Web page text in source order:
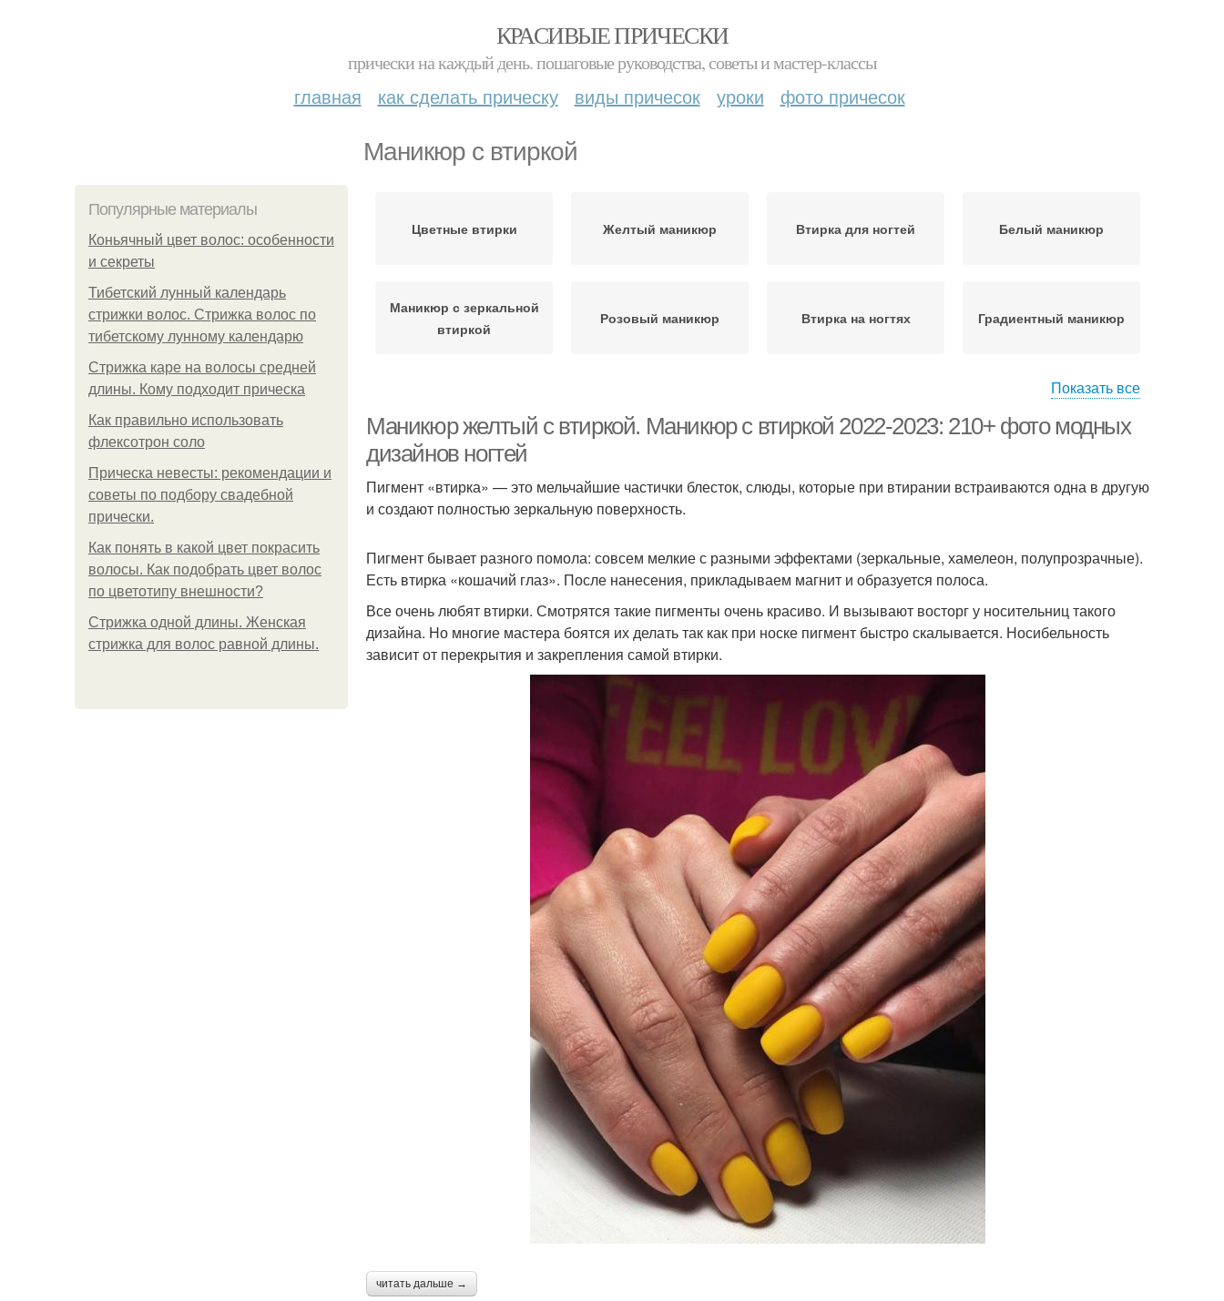
КРАСИВЫЕ ПРИЧЕСКИ
прически на каждый день. пошаговые руководства, советы и мастер-классы
главная как сделать прическу виды причесок уроки фото причесок
Маникюр с втиркой
Популярные материалы
Коньячный цвет волос: особенности
и секреты
Тибетский лунный календарь
стрижки волос. Стрижка волос по
тибетскому лунному календарю
Стрижка каре на волосы средней
длины. Кому подходит прическа
Как правильно использовать
флексотрон соло
Прическа невесты: рекомендации и
советы по подбору свадебной
прически.
Как понять в какой цвет покрасить
волосы. Как подобрать цвет волос
по цветотипу внешности?
Стрижка одной длины. Женская
стрижка для волос равной длины.
Цветные втирки Желтый маникюр Втирка для ногтей Белый маникюр
Маникюр с зеркальной
втиркой
Розовый маникюр Втирка на ногтях Градиентный маникюр
маникюр
втиркой
Маникюр со
слайдерами
Золотая втирка Точечный маникюр Жемчужная втирка
Втирка с эффектом Красный с втиркой Нюдовый маникюр Втирка для дизайна
Зеркальная втирка Маникюр с рисунком
Зеркальный маникюр Мятный маникюр
Втирка на голубом
ногтей
Втирка на голубом и
Лак с перламутровой
Показать все
Маникюр желтый с втиркой. Маникюр с втиркой 2022-2023: 210+ фото модных
дизайнов ногтей
Пигмент «втирка» — это мельчайшие частички блесток, слюды, которые при втирании встраиваются одна в другую
и создают полностью зеркальную поверхность.
Пигмент бывает разного помола: совсем мелкие с разными эффектами (зеркальные, хамелеон, полупрозрачные).
Есть втирка «кошачий глаз». После нанесения, прикладываем магнит и образуется полоса.
Все очень любят втирки. Смотрятся такие пигменты очень красиво. И вызывают восторг у носительниц такого
дизайна. Но многие мастера боятся их делать так как при носке пигмент быстро скалывается. Носибельность
зависит от перекрытия и закрепления самой втирки.
читать дальше →